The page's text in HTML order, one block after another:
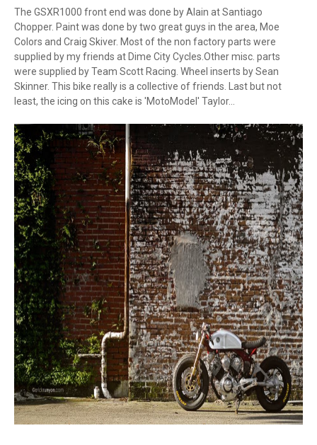
The GSXR1000 front end was done by Alain at Santiago
Chopper. Paint was done by two great guys in the area, Moe
Colors and Craig Skiver. Most of the non factory parts were
supplied by my friends at Dime City Cycles.Other misc. parts
were supplied by Team Scott Racing. Wheel inserts by Sean
Skinner. This bike really is a collective of friends. Last but not
least, the icing on this cake is 'MotoModel' Taylor...